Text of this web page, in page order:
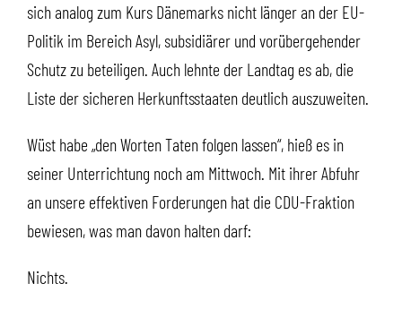
sich analog zum Kurs Dänemarks nicht länger an der EU-
Politik im Bereich Asyl, subsidiärer und vorübergehender
Schutz zu beteiligen. Auch lehnte der Landtag es ab, die
Liste der sicheren Herkunftsstaaten deutlich auszuweiten.
Wüst habe „den Worten Taten folgen lassen“, hieß es in
seiner Unterrichtung noch am Mittwoch. Mit ihrer Abfuhr
an unsere effektiven Forderungen hat die CDU-Fraktion
bewiesen, was man davon halten darf:
Nichts.